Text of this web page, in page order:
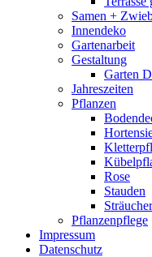
Samen +
Innendeko
Gartenarbeit
Gestaltung
Garten
Jahreszeiten
Pflanzen
Rose
Stauden
Sträucher
Pflanzenpflege
Impressum
Datenschutz